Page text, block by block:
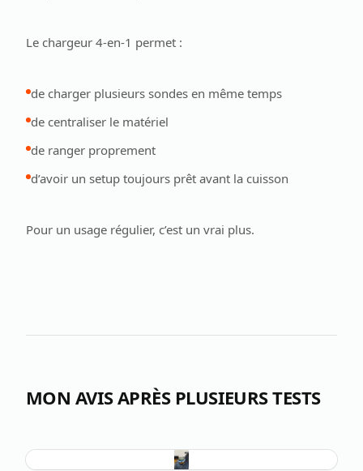
Le chargeur 4-en-1 permet :
de charger plusieurs sondes en même temps
de centraliser le matériel
de ranger proprement
d’avoir un setup toujours prêt avant la cuisson
Pour un usage régulier, c’est un vrai plus.
MON AVIS APRÈS PLUSIEURS TESTS